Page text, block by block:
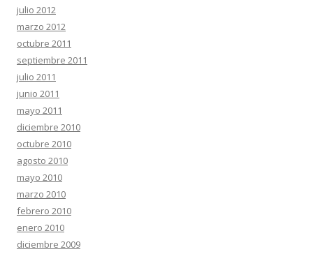
julio 2012
marzo 2012
octubre 2011
septiembre 2011
julio 2011
junio 2011
mayo 2011
diciembre 2010
octubre 2010
agosto 2010
mayo 2010
marzo 2010
febrero 2010
enero 2010
diciembre 2009